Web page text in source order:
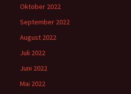
Oktober 2022
September 2022
August 2022
Juli 2022
Juni 2022
Mai 2022